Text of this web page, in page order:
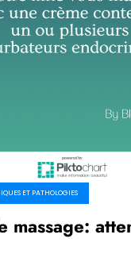
ET PATHOLOGIES
massage: